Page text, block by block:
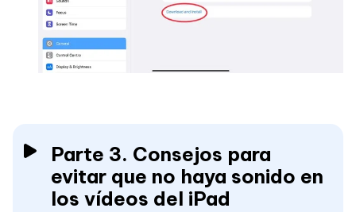
Parte 3. Consejos para
evitar que no haya sonido en
los vídeos del iPad